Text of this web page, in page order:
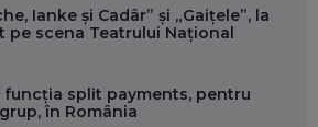
CEO AL PATRIA BANK: AUTOMATIZĂM
STATULUI?
Ianke și Cadâr” și „Gaițele”, la
pe scena Teatrului Național
funcția split payments, pentru
în România